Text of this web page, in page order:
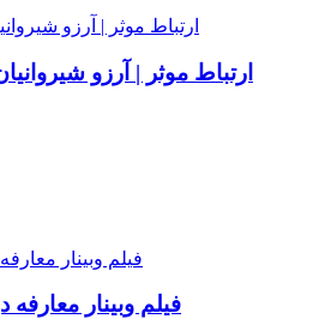
ارتباط موثر | آرزو
فیلم وبینار